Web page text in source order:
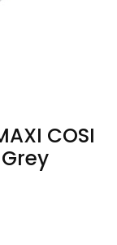
COSI